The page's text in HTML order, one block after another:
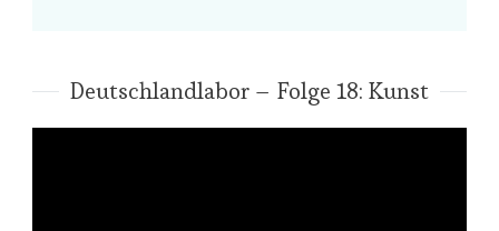
Deutschlandlabor – Folge 18: Kunst